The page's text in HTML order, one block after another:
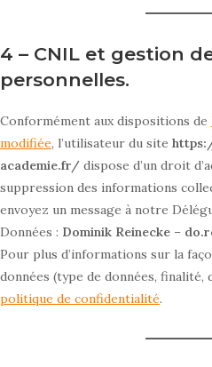
4 – CNIL et gestion
personnelles.
Conformément aux dispositions de
modifiée, l’utilisateur du site
academie.fr/ dispose d’un droit
suppression des informations
envoyez un message à notre
Données : Dominik Reinecke –
Pour plus d’informations sur la
données (type de données,
politique de confidentialité.